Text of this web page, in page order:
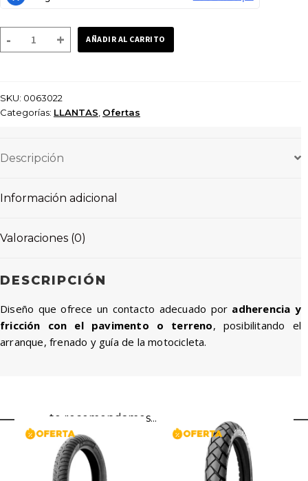
-
LLANTA
NAYASA
18
TUBELESS
+ AÑADIR AL CARRITO
SKU: 0063022
Categorías: LLANTAS Ofertas
Descripción
Información adicional
Valoraciones (0)
DESCRIPCIÓN
Diseño que ofrece un contacto adecuado por adherencia y
fricción con el pavimento o terreno, posibilitando el
arranque, frenado y guía de la motocicleta.
te recomendamos...